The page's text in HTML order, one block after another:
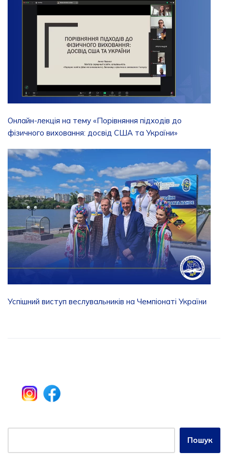
Онлайн-лекція на тему «Порівняння підходів до
фізичного виховання: досвід США та України»
Успішний виступ веслувальників на Чемпіонаті України
Пошук